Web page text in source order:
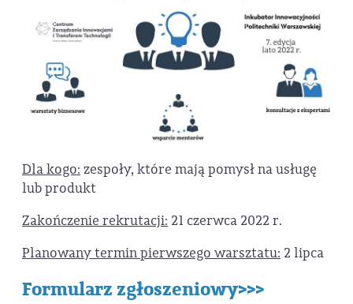
Dla kogo: zespoły, które mają pomysł na usługę
lub produkt
Zakończenie rekrutacji: 21 czerwca 2022 r.
Planowany termin pierwszego warsztatu: 2 lipca
Formularz zgłoszeniowy>>>